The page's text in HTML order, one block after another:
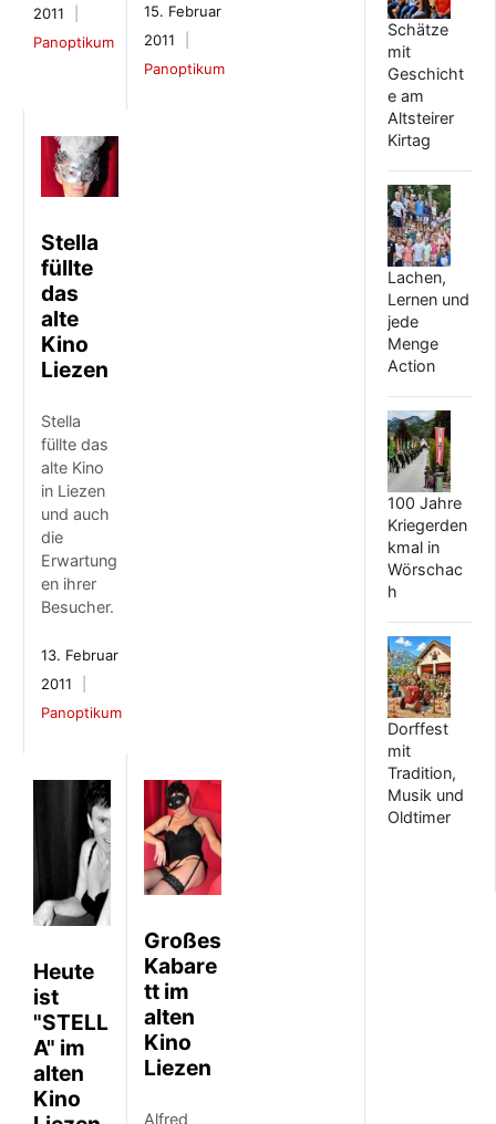
2011
Panoptikum
15. Februar
2011
Panoptikum
Stella
füllte
das
alte
Kino
Liezen
Stella
füllte das
alte Kino
in Liezen
und auch
die
Erwartung
en ihrer
Besucher.
13. Februar
2011
Panoptikum
Heute
ist
"STELL
A" im
alten
Kino
Großes
Kabare
tt im
alten
Kino
Liezen
Alfred
Schätze
mit
Geschicht
e am
Altsteirer
Kirtag
Lachen,
Lernen und
jede
Menge
Action
100 Jahre
Kriegerden
kmal in
Wörschac
h
Dorffest
mit
Tradition,
Musik und
Oldtimer